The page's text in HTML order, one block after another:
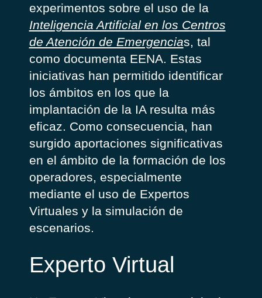
experimentos sobre el uso de la
Inteligencia Artificial en los Centros
de Atención de Emergencias, tal
como documenta EENA. Estas
iniciativas han permitido identificar
los ámbitos en los que la
implantación de la IA resulta más
eficaz. Como consecuencia, han
surgido aportaciones significativas
en el ámbito de la formación de los
operadores, especialmente
mediante el uso de Expertos
Virtuales y la simulación de
escenarios.
Experto Virtual